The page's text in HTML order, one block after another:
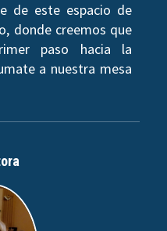
de este espacio de
donde creemos que
paso hacia la
a nuestra mesa